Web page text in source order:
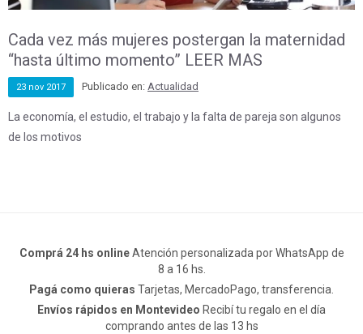
Cada vez más mujeres postergan la maternidad
“hasta último momento” LEER MAS
23 nov 2017 Publicado en: Actualidad
La economía, el estudio, el trabajo y la falta de pareja son algunos
de los motivos
Comprá 24 hs onlineAtención personalizada por WhatsApp de
8 a 16 hs.
Pagá como quieras Tarjetas, MercadoPago, transferencia.
Envíos rápidos en Montevideo Recibí tu regalo en el día
comprando antes de las 13 hs